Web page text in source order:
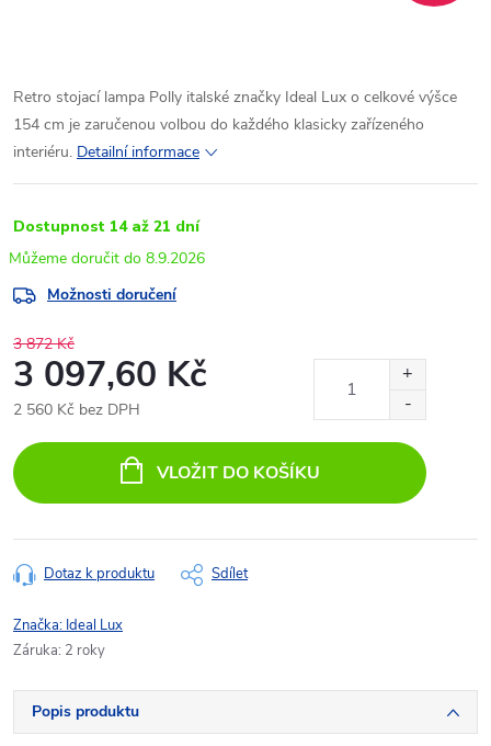
Retro stojací lampa Polly italské značky Ideal Lux o celkové výšce
154 cm je zaručenou volbou do každého klasicky zařízeného
interiéru. Detailní informace
Dostupnost 14 až 21 dní
8.9.2026
Možnosti doručení
3 872 Kč
3 097,60 Kč
2 560 Kč bez DPH
cena:
VLOŽIT DO KOŠÍKU
Dotaz k produktu Sdílet
Značka: Ideal Lux
Záruka: 2 roky
Popis produktu